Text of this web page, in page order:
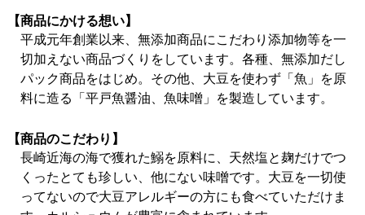
【商品にかける想い】
平成元年創業以来、無添加商品にこだわり添加物等を一
切加えない商品づくりをしています。各種、無添加だし
パック商品をはじめ。その他、大豆を使わず「魚」を原
料に造る「平戸魚醤油、魚味噌」を製造しています。
【商品のこだわり】
長崎近海の海で獲れた鰯を原料に、天然塩と麹だけでつ
くったとても珍しい、他にない味噌です。大豆を一切使
ってないので大豆アレルギーの方にも食べていただけま